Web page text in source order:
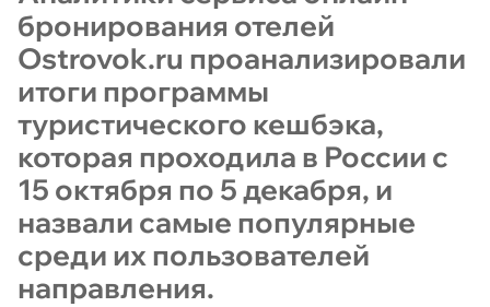
бронирования отелей
Ostrovok.ru проанализировали
итоги программы
туристического кешбэка,
которая проходила в России с
15 октября по 5 декабря, и
назвали самые популярные
среди их пользователей
направления.